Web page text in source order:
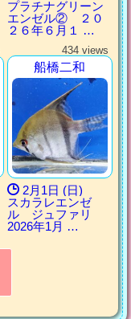
プラチナグリーン
エンゼル② ２０
２６年６月１ …
434 views
船橋二和
2月1日 (日)
スカラレエンゼ
ル ジュファリ
2026年1月 …